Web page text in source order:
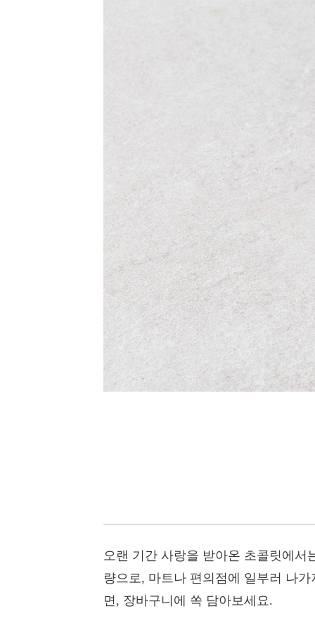
오랜 기간 사랑을 받아온 초콜릿에서
량으로, 마트나 편의점에 일부러 나
면, 장바구니에 쏙 담아보세요.